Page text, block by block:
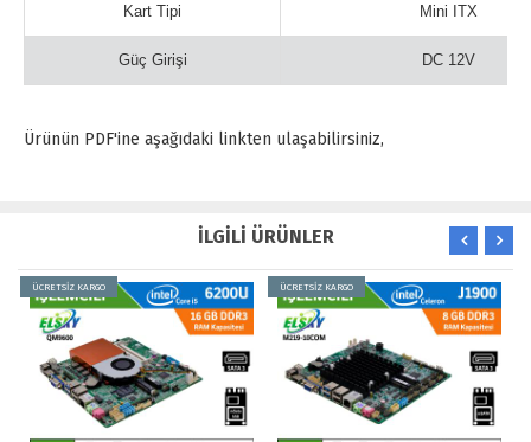
Kart Tipi Mini ITX
Güç Girişi DC 12V
Ürünün PDF'ine aşağıdaki linkten ulaşabilirsiniz,
İLGİLİ ÜRÜNLER
ÜCRETSİZ KARGO ÜCRETSİZ KARGO